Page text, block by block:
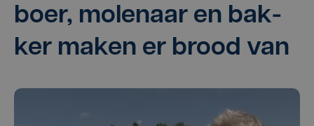
boer, mole­naar en bak­
ker maken er brood van